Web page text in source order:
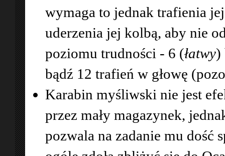
wymaga to jednak trafienia
uderzenia jej kolbą, aby nie
poziomu trudności - 6 (łatwy)
bądź 12 trafień w głowę
Karabin myśliwski nie jest
przez mały magazynek,
pozwala na zadanie mu dość